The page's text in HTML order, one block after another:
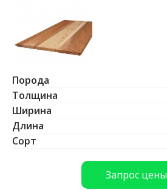
о
й
а
ж
н
с
т
Порода
Толщина
Ширина
Длина
Сорт
Запрос цены